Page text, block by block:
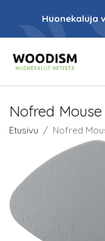
Huonekaluja
Nofred Mouse
Etusivu Nofred